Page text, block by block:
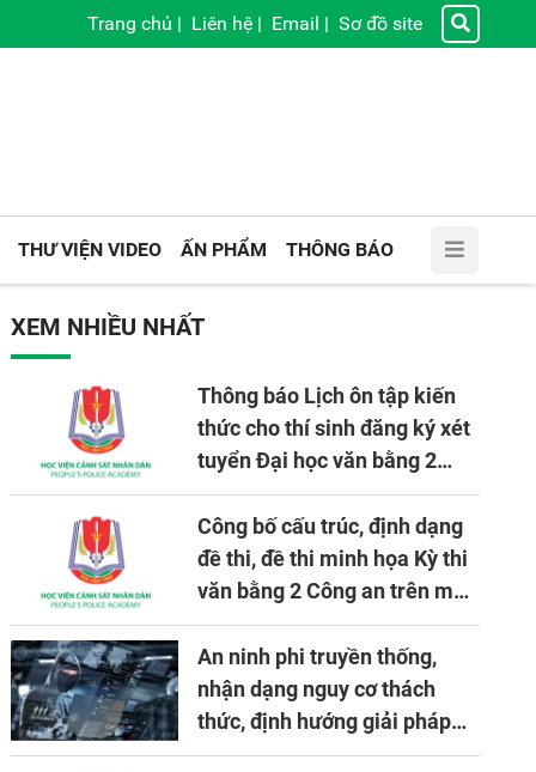
Trang chủ | Liên hệ | Email | Sơ đồ site
THƯ VIỆN VIDEO ẤN PHẨM THÔNG BÁO
XEM NHIỀU NHẤT
Thông báo Lịch ôn tập kiến
thức cho thí sinh đăng ký xét
tuyển Đại học văn bằng 2
tuyển mới, mở tại Học viện
CSND năm học 2026 - 2027
Công bố cấu trúc, định dạng
đề thi, đề thi minh họa Kỳ thi
văn bằng 2 Công an trên máy
tính
An ninh phi truyền thống,
nhận dạng nguy cơ thách
thức, định hướng giải pháp
đảm bảo an ninh quốc gia